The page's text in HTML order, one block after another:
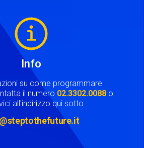
Info
su come programmare
il numero 02.3302.0088 o
all'indirizzo qui sotto